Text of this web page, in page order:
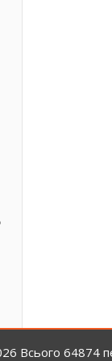
Всього 64874